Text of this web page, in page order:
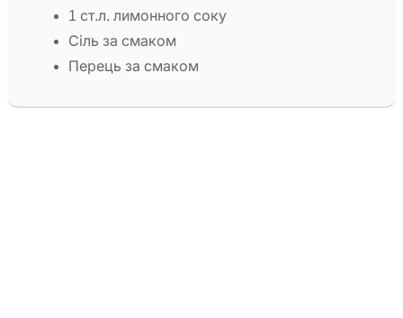
1 ст.л. лимонного соку
Сіль за смаком
Перець за смаком